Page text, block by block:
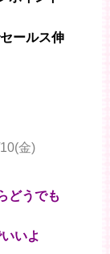
ールス伸
金)
どうでも
いよ